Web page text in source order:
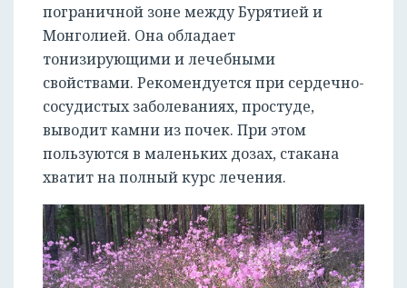
пограничной зоне между Бурятией и
Монголией. Она обладает
тонизирующими и лечебными
свойствами. Рекомендуется при сердечно-
сосудистых заболеваниях, простуде,
выводит камни из почек. При этом
пользуются в маленьких дозах, стакана
хватит на полный курс лечения.